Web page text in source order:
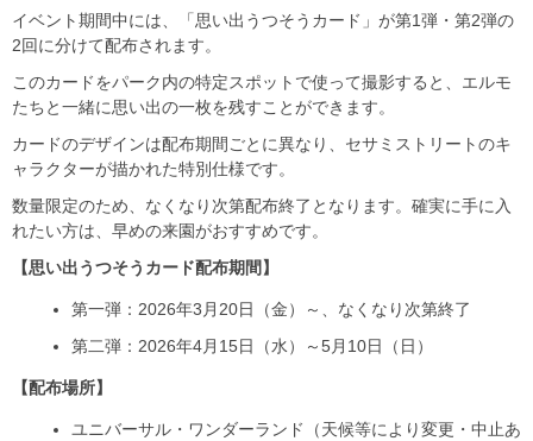
イベント期間中には、「思い出うつそうカード」が第1弾・第2弾の
2回に分けて配布されます。
このカードをパーク内の特定スポットで使って撮影すると、エルモ
たちと一緒に思い出の一枚を残すことができます。
カードのデザインは配布期間ごとに異なり、セサミストリートのキ
ャラクターが描かれた特別仕様です。
数量限定のため、なくなり次第配布終了となります。確実に手に入
れたい方は、早めの来園がおすすめです。
【思い出うつそうカード配布期間】
第一弾：2026年3月20日（金）～、なくなり次第終了
第二弾：2026年4月15日（水）～5月10日（日）
【配布場所】
ユニバーサル・ワンダーランド（天候等により変更・中止あ